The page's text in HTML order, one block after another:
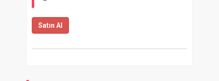
Satın Al